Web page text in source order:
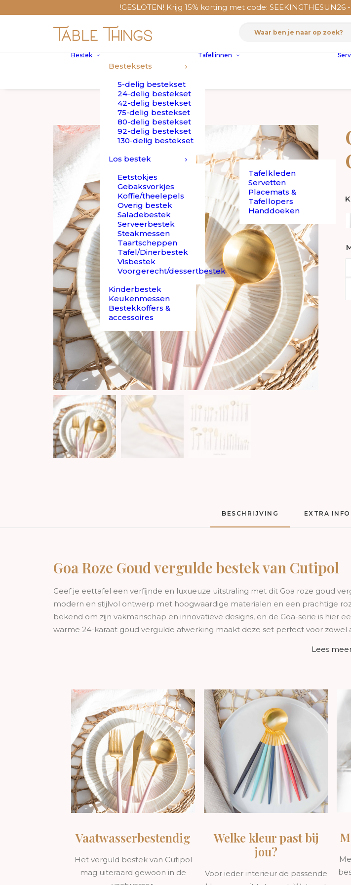
!GESLOTEN! Krijg 15% korting met code: SEEKINGTHESUN26 - je
Bestek
Besteksets
5-delig bestekset
24-delig bestekset
42-delig bestekset
75-delig bestekset
80-delig bestekset
92-delig bestekset
130-delig bestekset
Los bestek
Eetstokjes
Gebaksvorkjes
Koffie/theelepels
Overig bestek
Saladebestek
Serveerbestek
Steakmessen
Taartscheppen
Tafel/Dinerbestek
Visbestek
Voorgerecht/dessertbestek
Kinderbestek
Keukenmessen
Bestekkoffers &
accessoires
Tafellinnen
Tafelkleden
Servetten
Placemats &
Tafellopers
Handdoeken
BESCHRIJVING EXTRA
Goa Roze Goud vergulde bestek van Cutipol
Geef je eettafel een verfijnde en luxueuze uitstraling met dit Goa roze goud
modern en stijlvol ontwerp met hoogwaardige materialen en een prachtige
bekend om zijn vakmanschap en innovatieve designs, en de Goa-serie is
warme 24-karaat goud vergulde afwerking maakt deze set perfect voor zowel
Waarom is de Goa roze goud vergulde bestekset zo
De Goa-serie staat bekend om zijn minimalistische en elegante uitstraling.
goud, creëert een luxueuze en moderne uitstraling die elke tafelsetting naar
Hoogwaardige materialen voor duurzaamheid
Deze bestekset is vervaardigd uit premium roestvrij staal, afgewerkt met een
maar ook voor een lange levensduur en uitzonderlijke kwaliteit.
Comfortabel en functioneel
Dankzij het ergonomische ontwerp ligt het bestek prettig in de hand en
soepele en aangename eetervaring.
Om de prachtige roze gouden glans te behouden haal je het bestek na de
Verkrijgbaar in verschillende setopties
De Goa roze goud collectie is beschikbaar in diverse besteksets, van kleinere
messen, vorken, lepels en theelepels, zodat je altijd een samenstelling vindt
Lees
Vaatwasserbestendig
Het verguld bestek van Cutipol
mag uiteraard gewoon in de
Welke kleur past bij
jou?
Voor ieder interieur de passende